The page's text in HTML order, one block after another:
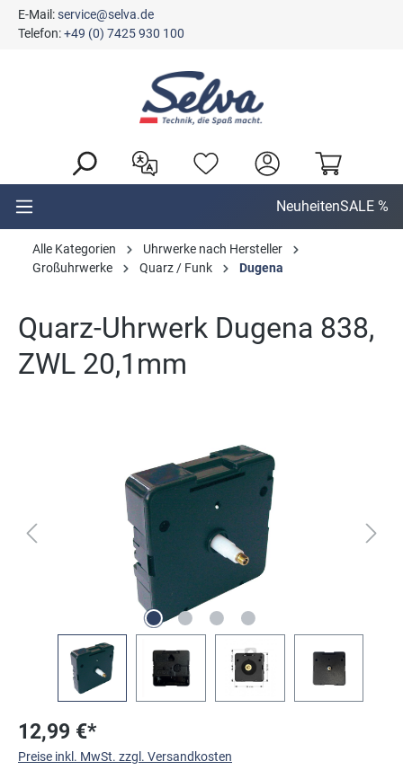
springen
E-Mail:service@selva.de
Telefon:+49 (0) 7425 930 100
NeuheitenSALE %
Alle Kategorien
Uhrwerke nach Hersteller
Großuhrwerke
Quarz / Funk Dugena
Quarz-Uhrwerk Dugena 838,
ZWL 20,1mm
12,99 €*
Preise inkl. MwSt. zzgl. Versandkosten